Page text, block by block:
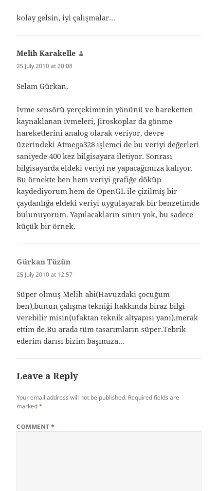
kolay gelsin, iyi çalışmalar…
Melih Karakelle
25 July 2010 at 20:08
Selam Gürkan,
İvme sensörü yerçekiminin yönünü ve hareketten
kaynaklanan ivmeleri, Jiroskoplar da gönme
hareketlerini analog olarak veriyor, devre
üzerindeki Atmega328 işlemci de bu veriyi değerleri
saniyede 400 kez bilgisayara iletiyor. Sonrası
bilgisayarda eldeki veriyi ne yapacağımıza kalıyor.
Bu örnekte ben hem veriyi grafiğe döküp
kaydediyorum hem de OpenGL ile çizilmiş bir
çaydanlığa eldeki veriyi uygulayarak bir benzetimde
bulunuyorum. Yapılacakların sınırı yok, bu sadece
küçük bir örnek.
Gürkan Tüzün
25 July 2010 at 12:57
Süper olmuş Melih abi(Havuzdaki çocuğum
ben),bunun çalışma tekniği hakkında biraz bilgi
verebilir misin(ufaktan teknik altyapısı yani),merak
ettim de.Bu arada tüm tasarımların süper.Tebrik
ederim darısı bizim başımıza…
Leave a Reply
Your email address will not be published. Required fields are
marked*
COMMENT*